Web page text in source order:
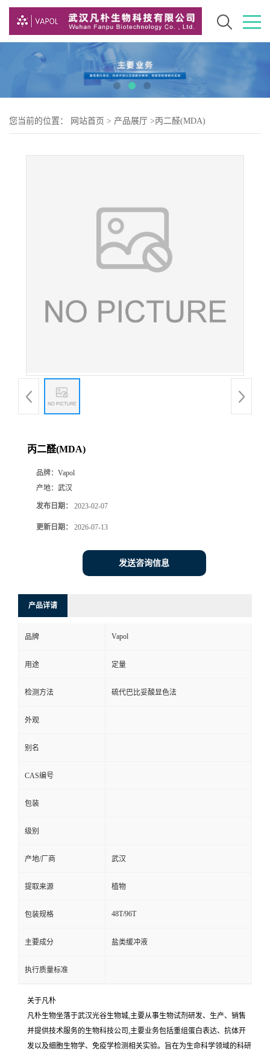
您当前的位置： 网站首页 > 产品展厅 >丙二醛(MDA)
丙二醛(MDA)
品牌： Vapol
产地： 武汉
发布日期： 2023-02-07
更新日期： 2026-07-13
发送咨询信息
产品详请
品牌 Vapol
用途 定量
检测方法 硫代巴比妥酸显色法
外观
别名
CAS编号
包装
级别
产地/厂商 武汉
提取来源 植物
包装规格 48T/96T
主要成分 盐类缓冲液
执行质量标准
关于凡朴
凡朴生物坐落于武汉光谷生物城,主要从事生物试剂研发、生产、销售
并提供技术服务的生物科技公司,主要业务包括重组蛋白表达、抗体开
发以及细胞生物学、免疫学检测相关实验。旨在为生命科学领域的科研